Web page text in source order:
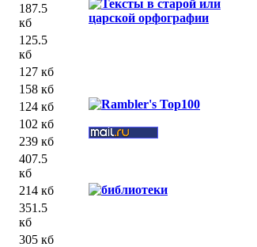
187.5
кб
125.5
кб
127 кб
158 кб
124 кб
102 кб
239 кб
407.5
кб
214 кб
351.5
кб
305 кб